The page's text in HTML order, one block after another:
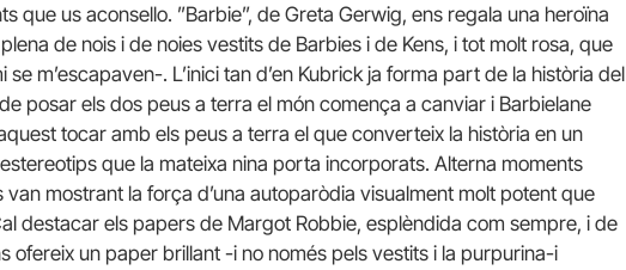
que us aconsello. ”Barbie”, de Greta Gerwig, ens regala una heroïna
de nois i de noies vestits de Barbies i de Kens, i tot molt rosa, que
m’escapaven-. L’inici tan d’en Kubrick ja forma part de la història del
posar els dos peus a terra el món comença a canviar i Barbielane
tocar amb els peus a terra el que converteix la història en un
que la mateixa nina porta incorporats. Alterna moments
mostrant la força d’una autoparòdia visualment molt potent que
destacar els papers de Margot Robbie, esplèndida com sempre, i de
ofereix un paper brillant -i no només pels vestits i la purpurina-i